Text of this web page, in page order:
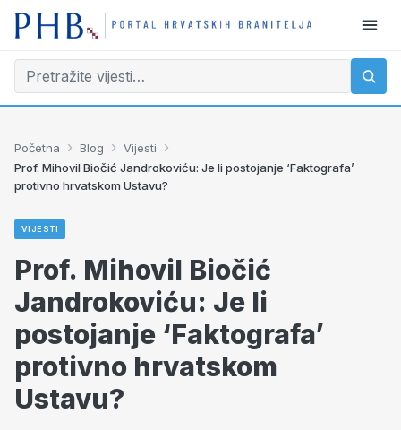
Početna › Blog › Vijesti ›
Prof. Mihovil Biočić Jandrokoviću: Je li postojanje ‘Faktografa’
protivno hrvatskom Ustavu?
VIJESTI
Prof. Mihovil Biočić
Jandrokoviću: Je li
postojanje ‘Faktografa’
protivno hrvatskom
Ustavu?